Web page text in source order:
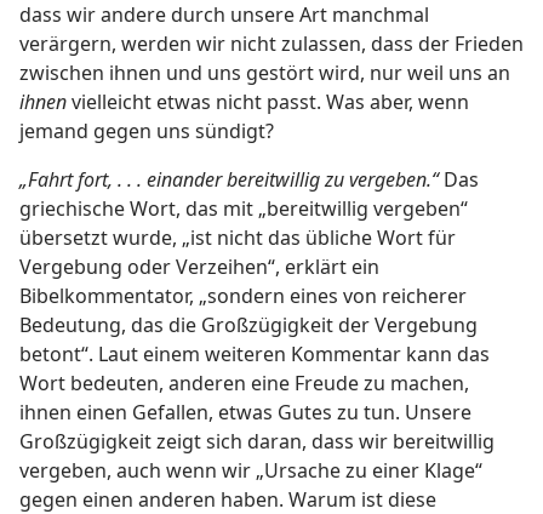
dass wir andere durch unsere Art manchmal
verärgern, werden wir nicht zulassen, dass der Frieden
zwischen ihnen und uns gestört wird, nur weil uns an
ihnenvielleicht etwas nicht passt. Was aber, wenn
jemand gegen uns sündigt?
„Fahrt fort, . . . einander bereitwillig zu vergeben.“Das
griechische Wort, das mit „bereitwillig vergeben“
übersetzt wurde, „ist nicht das übliche Wort für
Vergebung oder Verzeihen“, erklärt ein
Bibelkommentator, „sondern eines von reicherer
Bedeutung, das die Großzügigkeit der Vergebung
betont“. Laut einem weiteren Kommentar kann das
Wort bedeuten, anderen eine Freude zu machen,
ihnen einen Gefallen, etwas Gutes zu tun. Unsere
Großzügigkeit zeigt sich daran, dass wir bereitwillig
vergeben, auch wenn wir „Ursache zu einer Klage“
gegen einen anderen haben. Warum ist diese